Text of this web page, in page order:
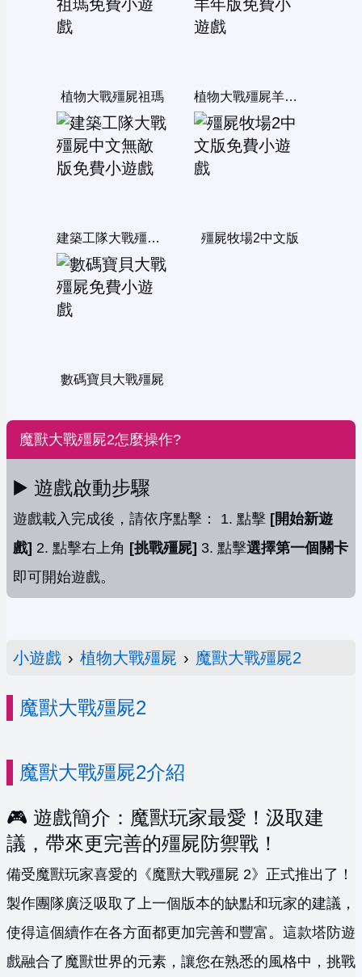
植物大戰殭屍祖瑪 植物大戰殭屍羊年版
建築工隊大戰殭屍中文無敵版 殭屍牧場2中文版
數碼寶貝大戰殭屍
魔獸大戰殭屍2怎麼操作?
▶️ 遊戲啟動步驟
遊戲載入完成後，請依序點擊： 1. 點擊 [開始新遊
戲] 2. 點擊右上角 [挑戰殭屍] 3. 點擊選擇第一個關卡
即可開始遊戲。
小遊戲 › 植物大戰殭屍 › 魔獸大戰殭屍2
魔獸大戰殭屍2
魔獸大戰殭屍2介紹
🎮 遊戲簡介：魔獸玩家最愛！汲取建
議，帶來更完善的殭屍防禦戰！
備受魔獸玩家喜愛的《魔獸大戰殭屍 2》正式推出了！
製作團隊廣泛吸取了上一個版本的缺點和玩家的建議，
使得這個續作在各方面都更加完善和豐富。這款塔防遊
戲融合了魔獸世界的元素，讓您在熟悉的風格中，挑戰